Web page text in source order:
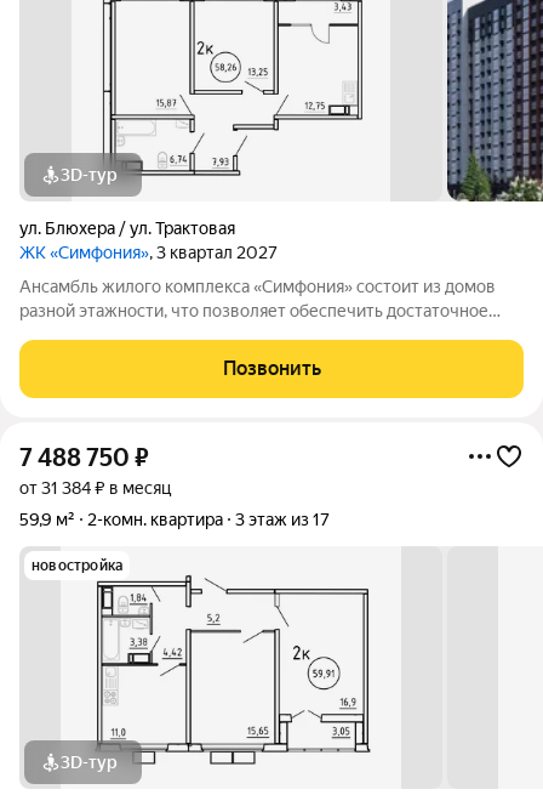
3D-тур
ул. Блюхера / ул. Трактовая
ЖК «Симфония», 3 квартал 2027
Ансамбль жилого комплекса «Симфония» состоит из домов
разной этажности, что позволяет обеспечить достаточное
времени и предлагаем квартиры с уже готовой базовой
отделкой. Заезжайте и живите! ЖК
Позвонить
7 488 750 ₽
от 31 384 ₽ в месяц
59,9 м²
2-комн. квартира 3 этаж из 17
новостройка
3D-тур